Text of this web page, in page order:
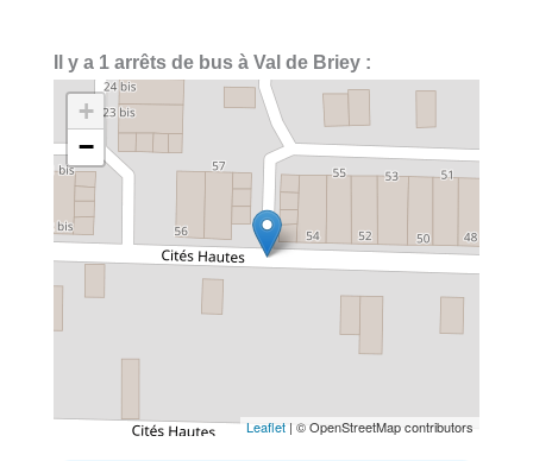
Il y a 1 arrêts de bus à Val de Briey :
+
−
Leaflet | © OpenStreetMap contributors